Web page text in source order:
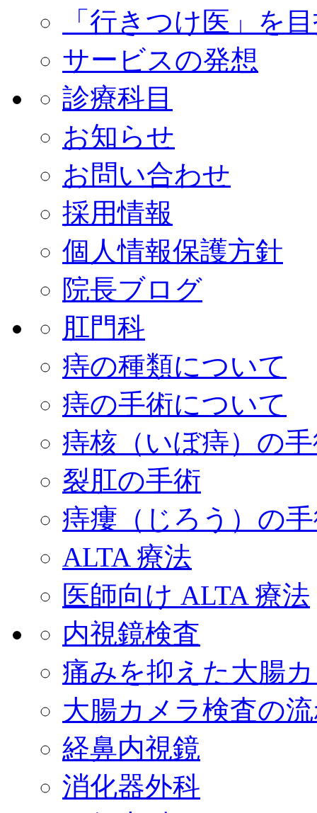
「行きつけ医」を
サービスの発想
診療科目
お知らせ
お問い合わせ
採用情報
個人情報保護方針
院長ブログ
肛門科
痔の種類について
痔の手術について
痔核（いぼ痔）の
裂肛の手術
痔瘻（じろう）の
ALTA 療法
医師向け ALTA 療法
内視鏡検査
痛みを抑えた大腸
大腸カメラ検査の
経鼻内視鏡
消化器外科